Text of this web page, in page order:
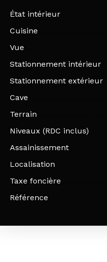
État intérieur
Cuisine
Vue
Stationnement intérieur
Stationnement extérieur
Cave
Terrain
Niveaux (RDC inclus)
Assainissement
Localisation
Taxe foncière
Référence